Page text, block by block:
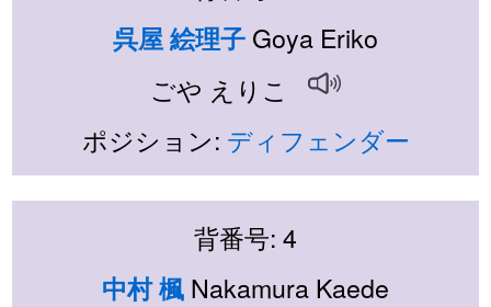
呉屋 絵理子 Goya Eriko
ごや えりこ
ポジション: ディフェンダー
背番号: 4
中村 楓 Nakamura Kaede